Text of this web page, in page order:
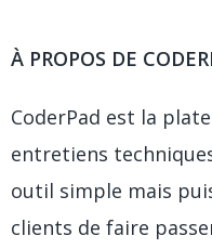
À PROPOS DE
CoderPad est la
entretiens
outil simple mais
clients de faire